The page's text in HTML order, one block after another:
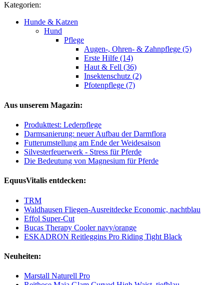
Kategorien:
Hunde & Katzen
Hund
Pflege
Augen-, Ohren- & Zahnpflege (5)
Erste Hilfe (14)
Haut & Fell (36)
Insektenschutz (2)
Pfotenpflege (7)
Aus unserem Magazin:
Produkttest: Lederpflege
Darmsanierung: neuer Aufbau der Darmflora
Futterumstellung am Ende der Weidesaison
Silvesterfeuerwerk - Stress für Pferde
Die Bedeutung von Magnesium für Pferde
EquusVitalis entdecken:
TRM
Waldhausen Fliegen-Ausreitdecke Economic, nachtblau
Effol Super-Cut
Bucas Therapy Cooler navy/orange
ESKADRON Reitleggins Pro Riding Tight Black
Neuheiten:
Marstall Naturell Pro